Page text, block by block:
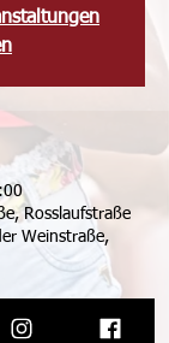
Rosslaufstraße
Weinstraße,